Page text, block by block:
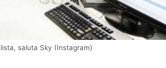
saluta Sky (Instagram)